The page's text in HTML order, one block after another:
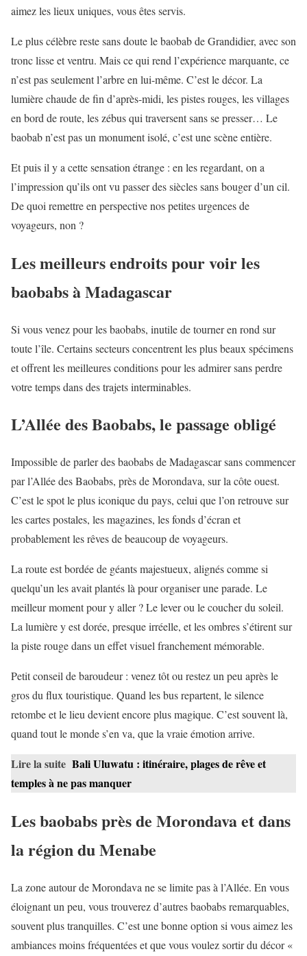
aimez les lieux uniques, vous êtes servis.
Le plus célèbre reste sans doute le baobab de Grandidier, avec son
tronc lisse et ventru. Mais ce qui rend l’expérience marquante, ce
n’est pas seulement l’arbre en lui-même. C’est le décor. La
lumière chaude de fin d’après-midi, les pistes rouges, les villages
en bord de route, les zébus qui traversent sans se presser… Le
baobab n’est pas un monument isolé, c’est une scène entière.
Et puis il y a cette sensation étrange : en les regardant, on a
l’impression qu’ils ont vu passer des siècles sans bouger d’un cil.
De quoi remettre en perspective nos petites urgences de
voyageurs, non ?
Les meilleurs endroits pour voir les
baobabs à Madagascar
Si vous venez pour les baobabs, inutile de tourner en rond sur
toute l’île. Certains secteurs concentrent les plus beaux spécimens
et offrent les meilleures conditions pour les admirer sans perdre
votre temps dans des trajets interminables.
L’Allée des Baobabs, le passage obligé
Impossible de parler des baobabs de Madagascar sans commencer
par l’Allée des Baobabs, près de Morondava, sur la côte ouest.
C’est le spot le plus iconique du pays, celui que l’on retrouve sur
les cartes postales, les magazines, les fonds d’écran et
probablement les rêves de beaucoup de voyageurs.
La route est bordée de géants majestueux, alignés comme si
quelqu’un les avait plantés là pour organiser une parade. Le
meilleur moment pour y aller ? Le lever ou le coucher du soleil.
La lumière y est dorée, presque irréelle, et les ombres s’étirent sur
la piste rouge dans un effet visuel franchement mémorable.
Petit conseil de baroudeur : venez tôt ou restez un peu après le
gros du flux touristique. Quand les bus repartent, le silence
retombe et le lieu devient encore plus magique. C’est souvent là,
quand tout le monde s’en va, que la vraie émotion arrive.
Lire la suite Bali Uluwatu : itinéraire, plages de rêve et
temples à ne pas manquer
Les baobabs près de Morondava et dans
la région du Menabe
La zone autour de Morondava ne se limite pas à l’Allée. En vous
éloignant un peu, vous trouverez d’autres baobabs remarquables,
souvent plus tranquilles. C’est une bonne option si vous aimez les
ambiances moins fréquentées et que vous voulez sortir du décor «